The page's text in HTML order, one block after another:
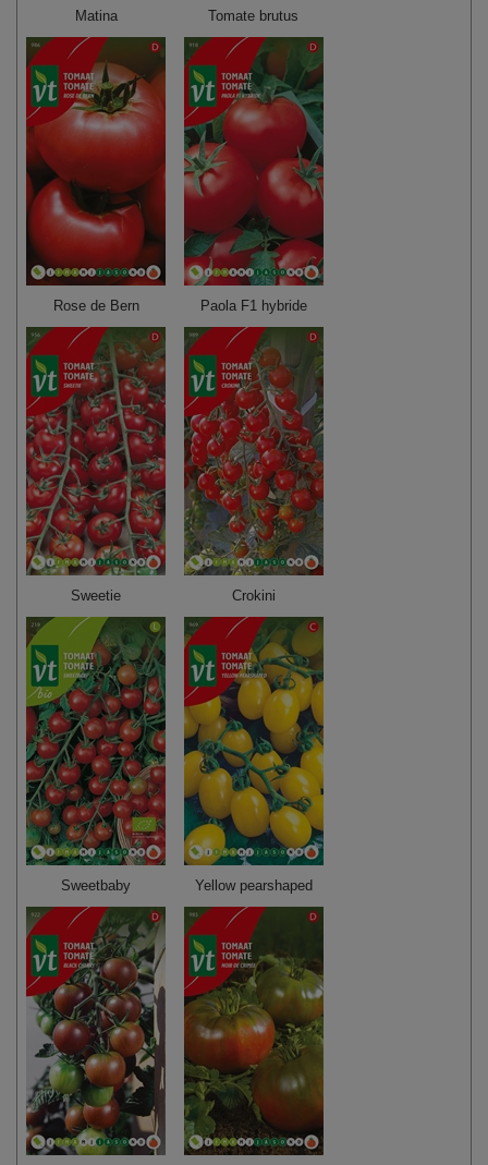
Matina Tomate brutus
Rose de Bern Paola F1 hybride
Sweetie Crokini
Sweetbaby Yellow pearshaped